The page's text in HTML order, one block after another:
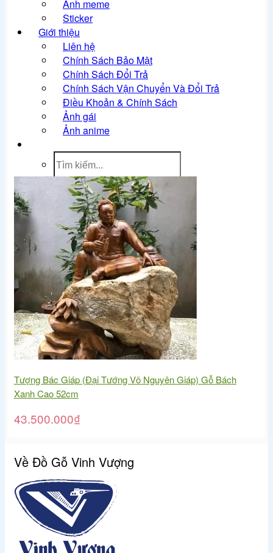
Ảnh meme
Sticker
Giới thiệu
Liên hệ
Chính Sách Bảo Mật
Chính Sách Đổi Trả
Chính Sách Vận Chuyển Và Đổi Trả
Điều Khoản & Chính Sách
Ảnh gái
Ảnh anime
Tìm
kiếm:
Tượng Bác Giáp (Đại Tướng Võ Nguyên Giáp) Gỗ Bách
Xanh Cao 52cm
43.500.000₫
Về Đồ Gỗ Vinh Vượng